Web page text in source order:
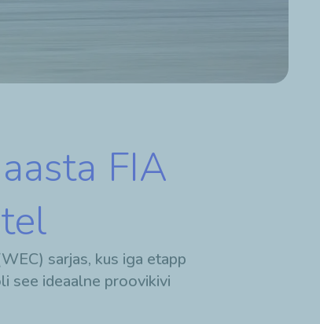
FIA
sarjas, kus iga etapp
see ideaalne proovikivi